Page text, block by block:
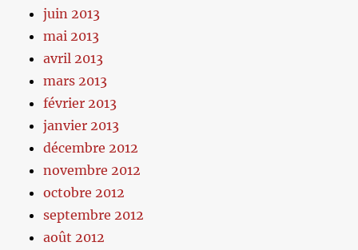
juin 2013
mai 2013
avril 2013
mars 2013
février 2013
janvier 2013
décembre 2012
novembre 2012
octobre 2012
septembre 2012
août 2012